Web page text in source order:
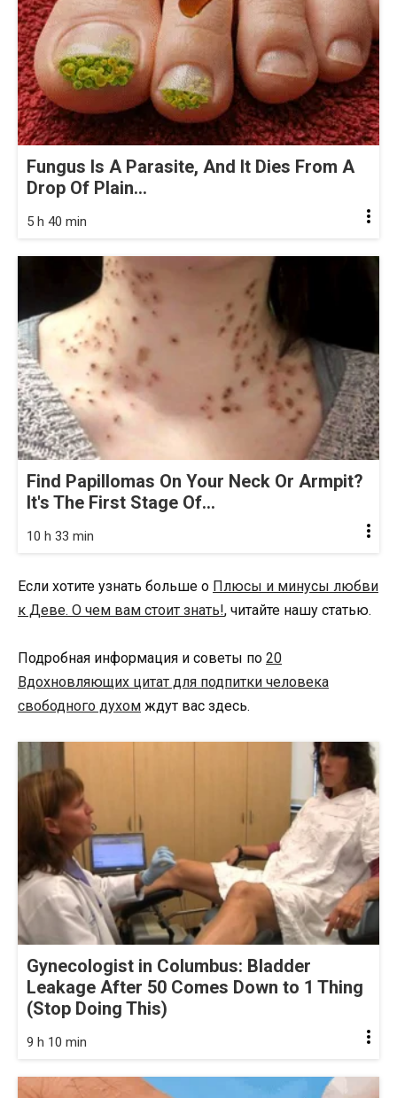
Fungus Is A Parasite, And It Dies From A
Drop Of Plain...
5 h 40 min
Find Papillomas On Your Neck Or Armpit?
It's The First Stage Of...
10 h 33 min
Если хотите узнать больше о Плюсы и минусы любви
к Деве. О чем вам стоит знать!, читайте нашу статью.
Подробная информация и советы по 20
Вдохновляющих цитат для подпитки человека
свободного духом ждут вас здесь.
Gynecologist in Columbus: Bladder
Leakage After 50 Comes Down to 1 Thing
(Stop Doing This)
9 h 10 min